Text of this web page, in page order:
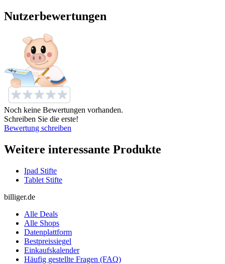
Nutzerbewertungen
Noch keine Bewertungen vorhanden.
Schreiben Sie die erste!
Bewertung schreiben
Weitere interessante Produkte
Ipad Stifte
Tablet Stifte
billiger.de
Alle Deals
Alle Shops
Datenplattform
Bestpreissiegel
Einkaufskalender
Häufig gestellte Fragen (FAQ)